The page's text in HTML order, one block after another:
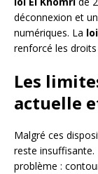
déconnexion et
numériques. La
renforcé les
Les
actuelle
Malgré ces
reste insuffisante.
problème :